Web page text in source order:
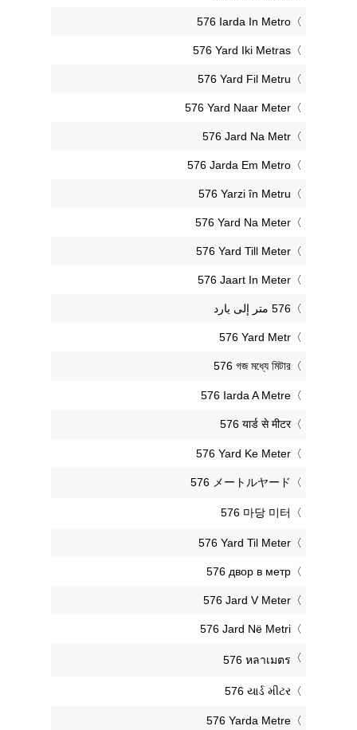
‎576 Iarda In Metro
‎576 Yard Iki Metras
‎576 Yard Fil Metru
‎576 Yard Naar Meter
‎576 Jard Na Metr
‎576 Jarda Em Metro
‎576 Yarzi în Metru
‎576 Yard Na Meter
‎576 Yard Till Meter
‎576 Jaart In Meter
‎576 Yard Metr
‎576 গজ মধ্যে মিটার
‎576 Iarda A Metre
‎576 यार्ड से मीटर
‎576 Yard Ke Meter
‎576 メートルヤード
‎576 마당 미터
‎576 Yard Til Meter
‎576 двор в метр
‎576 Jard V Meter
‎576 Jard Në Metri
‎576 หลาเมตร
‎576 યાર્ડ મીટર
‎576 Yarda Metre